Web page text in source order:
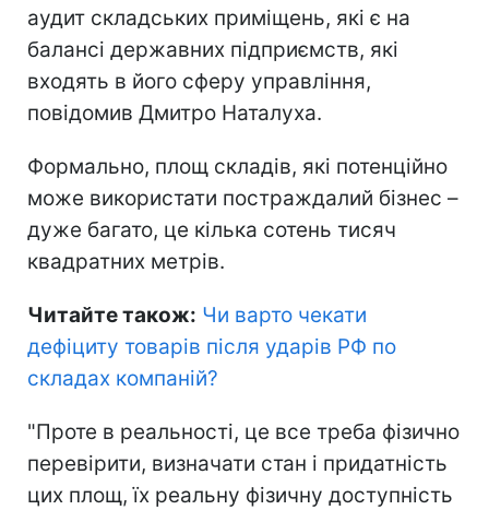
аудит складських приміщень, які є на
балансі державних підприємств, які
входять в його сферу управління,
повідомив Дмитро Наталуха.
Формально, площ складів, які потенційно
може використати постраждалий бізнес –
дуже багато, це кілька сотень тисяч
квадратних метрів.
Читайте також: Чи варто чекати
дефіциту товарів після ударів РФ по
складах компаній?
"Проте в реальності, це все треба фізично
перевірити, визначати стан і придатність
цих площ, їх реальну фізичну доступність